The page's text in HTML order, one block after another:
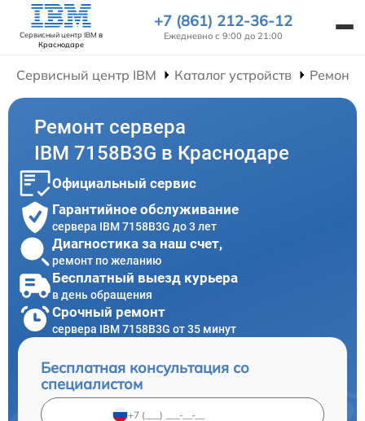
Сервисный центр IBM в
Краснодаре
+7 (861) 212-36-12
Ежедневно с 9:00 до 21:00
Сервисный центр IBM Каталог устройств Ремонт
Ремонт сервера
IBM 7158B3G в Краснодаре
Официальный сервис
Гарантийное обслуживание
сервера IBM 7158B3G до 3 лет
Диагностика за наш счет,
ремонт по желанию
Бесплатный выезд курьера
в день обращения
Срочный ремонт
сервера IBM 7158B3G от 35 минут
Бесплатная консультация со
специалистом